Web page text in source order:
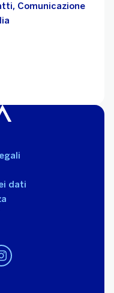
Comunicazione
dati